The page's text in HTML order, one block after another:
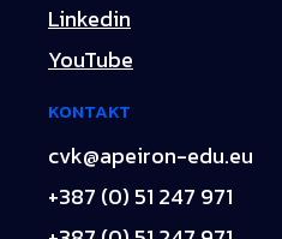
Linkedin
YouTube
KONTAKT
cvk@apeiron-edu.eu
+387 (0) 51 247 971